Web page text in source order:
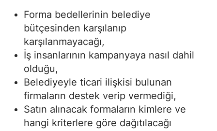
Forma bedellerinin belediye
bütçesinden karşılanıp
karşılanmayacağı,
İş insanlarının kampanyaya nasıl dahil
olduğu,
Belediyeyle ticari ilişkisi bulunan
firmaların destek verip vermediği,
Satın alınacak formaların kimlere ve
hangi kriterlere göre dağıtılacağı